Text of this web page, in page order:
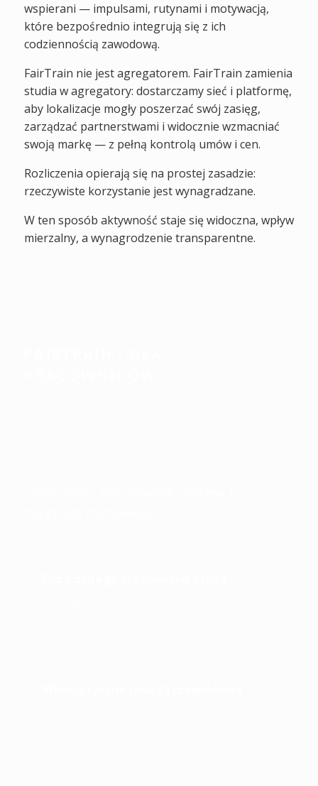
wspierani — impulsami, rutynami i motywacją,
które bezpośrednio integrują się z ich
codziennością zawodową.
FairTrain nie jest agregatorem. FairTrain zamienia
studia w agregatory: dostarczamy sieć i platformę,
aby lokalizacje mogły poszerzać swój zasięg,
zarządzać partnerstwami i widocznie wzmacniać
swoją markę — z pełną kontrolą umów i cen.
Rozliczenia opierają się na prostej zasadzie:
rzeczywiste korzystanie jest wynagradzane.
W ten sposób aktywność staje się widoczna, wpływ
mierzalny, a wynagrodzenie transparentne.